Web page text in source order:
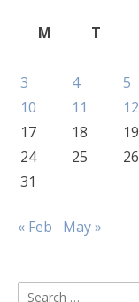
M
T
3
4 5
10
11 12
17
18 19
24
25 26
31
« Feb May »
Search